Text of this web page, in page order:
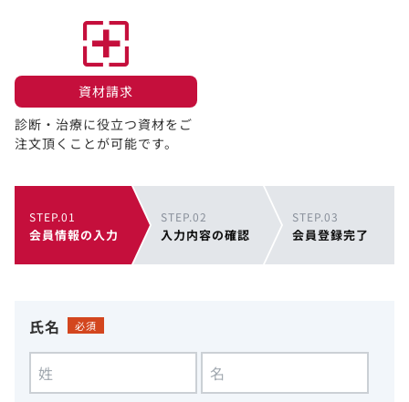
資材請求​
診断・治療に役立つ資材をご
注文頂くことが可能です。
STEP.01
会員情報の入力
STEP.02
入力内容の確認
STEP.03
会員登録完了
氏名 必須